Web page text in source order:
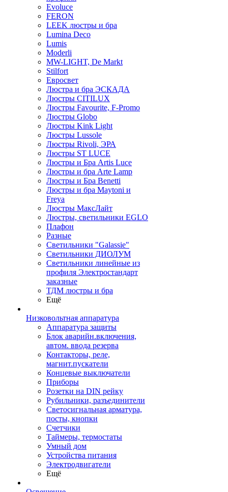
Evoluce
FERON
LEEK люстры и бра
Lumina Deco
Lumis
Moderli
MW-LIGHT, De Markt
Stilfort
Евросвет
Люстра и бра ЭСКАДА
Люстры CITILUX
Люстры Favourite, F-Promo
Люстры Globo
Люстры Kink Light
Люстры Lussole
Люстры Rivoli, ЭРА
Люстры ST LUCE
Люстры и Бра Artis Luce
Люстры и бра Arte Lamp
Люстры и Бра Benetti
Люстры и бра Maytoni и
Freya
Люстры МаксЛайт
Люстры, светильники EGLO
Плафон
Разные
Светильники "Galassie"
Светильники ДИОЛУМ
Светильники линейные из
профиля Электростандарт
заказные
ТДМ люстры и бра
Ещё
Низковольтная аппаратура
Аппаратура защиты
Блок аварийн.включения,
автом. ввода резерва
Контакторы, реле,
магнит.пускатели
Концевые выключатели
Приборы
Розетки на DIN рейку
Рубильники, разъединители
Светосигнальная арматура,
посты, кнопки
Счетчики
Таймеры, термостаты
Умный дом
Устройства питания
Электродвигатели
Ещё